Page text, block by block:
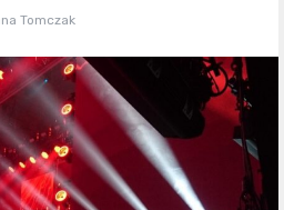
Tomczak